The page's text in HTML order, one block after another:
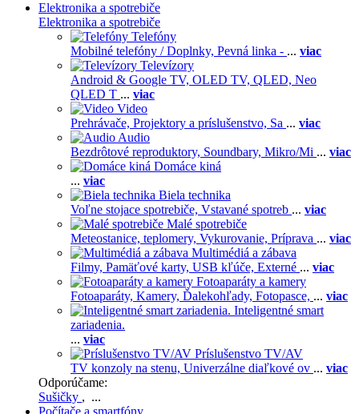
Elektronika a spotrebiče
Elektronika a spotrebiče
Telefóny
Mobilné telefóny / Doplnky, Pevná linka - ... viac
Televízory
Android & Google TV, OLED TV, QLED, Neo
QLED T ... viac
Video
Prehrávače, Projektory a príslušenstvo, Sa ... viac
Audio
Bezdrôtové reproduktory, Soundbary, Mikro/Mi ... viac
Domáce kiná
... viac
Biela technika
Voľne stojace spotrebiče, Vstavané spotreb ... viac
Malé spotrebiče
Meteostanice, teplomery, Vykurovanie, Príprava ... viac
Multimédiá a zábava
Filmy, Pamäťové karty, USB kľúče, Externé ... viac
Fotoaparáty a kamery
Fotoaparáty, Kamery, Ďalekohľady, Fotopasce, ... viac
Inteligentné smart
zariadenia.
... viac
Príslušenstvo TV/AV
TV konzoly na stenu, Univerzálne diaľkové ov ... viac
Odporúčame:
Sušičky , ...
Počítače a smartfóny